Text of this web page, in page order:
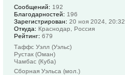
Сообщений: 192
Благодарностей: 196
Зарегистрирован: 20 ноя 2024, 20:32
Откуда: Краснодар, Россия
Рейтинг: 679
Таффс Уэлл (Уэльс)
Рустак (Оман)
Чамбас (Куба)
Сборная Уэльса (мол.)